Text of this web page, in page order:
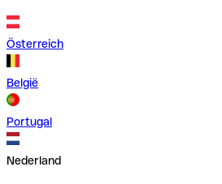
Österreich
België
Portugal
Nederland